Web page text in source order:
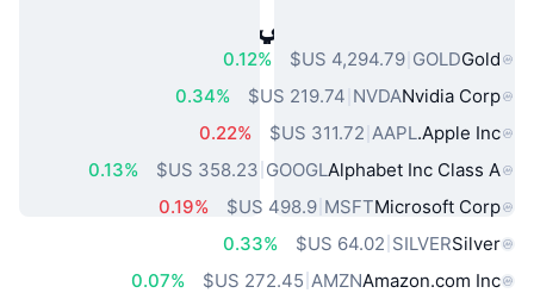
أصول العالم الحقيقي الشائعة
Gold
GOLD
‏‏4,294.79 US$
0.12%
Nvidia Corp
NVDA
0.34%
Apple Inc.
AAPL
0.22%
Alphabet Inc Class A
GOOGL
0.13%
Microsoft Corp
MSFT
‏498.9 US$
0.19%
Silver
SILVER
0.33%
Amazon.com Inc
AMZN
0.07%